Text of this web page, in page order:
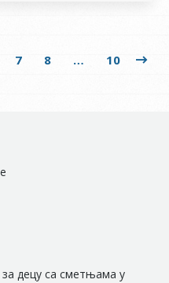
7 8 … 10
за децу са сметњама у